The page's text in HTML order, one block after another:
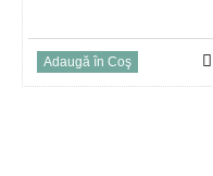
Adaugă în Coş